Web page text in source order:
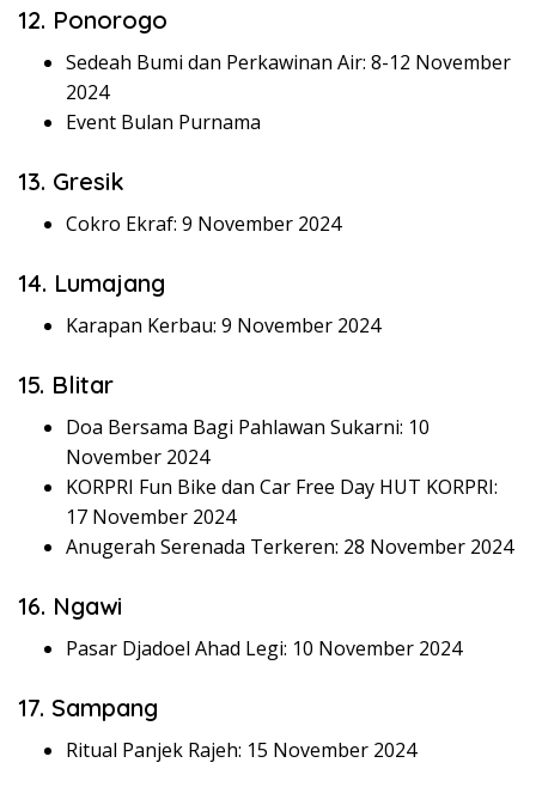
12. Ponorogo
Sedeah Bumi dan Perkawinan Air: 8-12 November
2024
Event Bulan Purnama
13. Gresik
Cokro Ekraf: 9 November 2024
14. Lumajang
Karapan Kerbau: 9 November 2024
15. Blitar
Doa Bersama Bagi Pahlawan Sukarni: 10
November 2024
KORPRI Fun Bike dan Car Free Day HUT KORPRI:
17 November 2024
Anugerah Serenada Terkeren: 28 November 2024
16. Ngawi
Pasar Djadoel Ahad Legi: 10 November 2024
17. Sampang
Ritual Panjek Rajeh: 15 November 2024